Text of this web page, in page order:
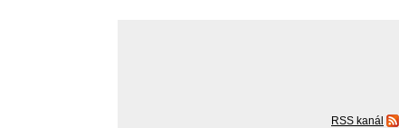
RSS kanál